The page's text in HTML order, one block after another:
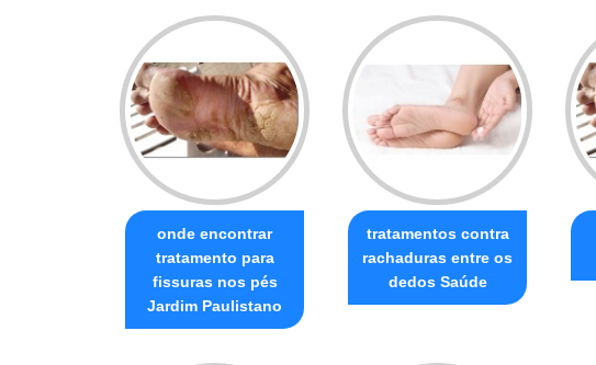
onde encontrar
tratamento para
fissuras nos pés
Jardim Paulistano
tratamentos contra
rachaduras entre os
dedos Saúde